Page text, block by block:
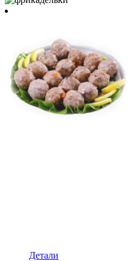
Детали